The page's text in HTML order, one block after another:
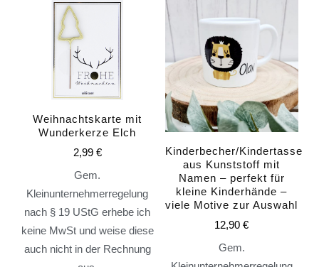
Weihnachtskarte mit
Wunderkerze Elch
2,99 €
Gem.
Kleinunternehmerregelung
nach § 19 UStG erhebe ich
keine MwSt und weise diese
auch nicht in der Rechnung
Kinderbecher/Kindertasse
aus Kunststoff mit
Namen – perfekt für
kleine Kinderhände –
viele Motive zur Auswahl
12,90€
Gem.